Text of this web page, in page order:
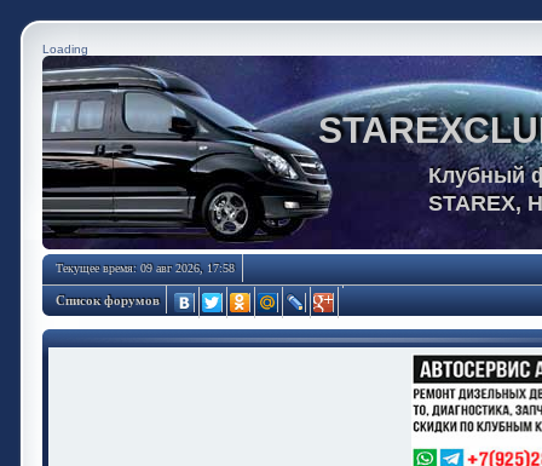
Loading
Клубный
STAREX,
Текущее время: 09 авг 2026, 17:58
Список форумов